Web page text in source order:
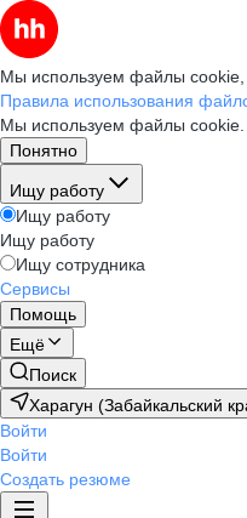
Мы используем файлы cookie,
Правила использования
Мы используем файлы cookie.
Понятно
Ищу работу
Ищу работу
Ищу работу
Ищу сотрудника
Сервисы
Помощь
Ещё
Поиск
Харагун (Забайкальский
Войти
Войти
Создать резюме